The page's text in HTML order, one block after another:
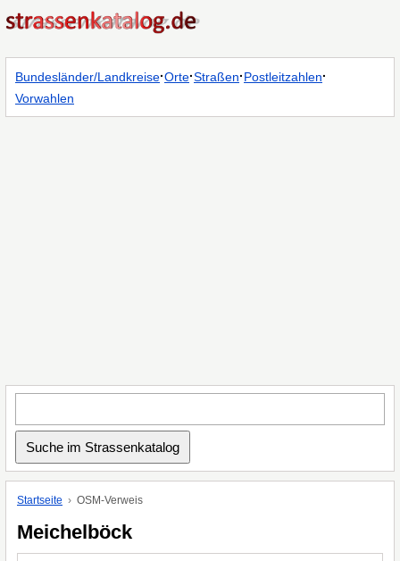
Bundesländer/Landkreise·Orte·Straßen·Postleitzahlen·
Vorwahlen
Startseite OSM-Verweis
Meichelböck